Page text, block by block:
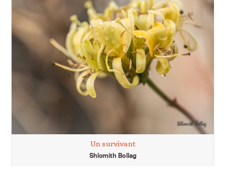
Un survivant
Shlomith Bollag